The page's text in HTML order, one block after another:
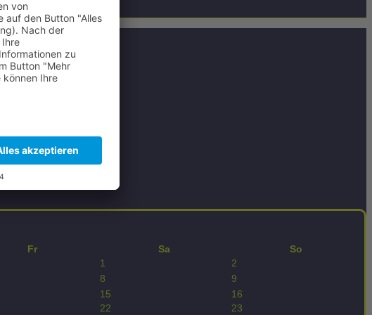
Fr Sa
So
1
2
8
9
15
16
22
23